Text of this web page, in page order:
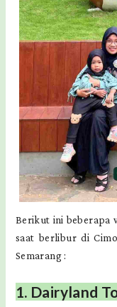
Berikut ini beberapa
saat berlibur di
Semarang :
1. Dairyland